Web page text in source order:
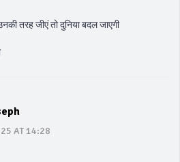
तरह जीएं तो दुनिया बदल जाएगी
AT 14:28